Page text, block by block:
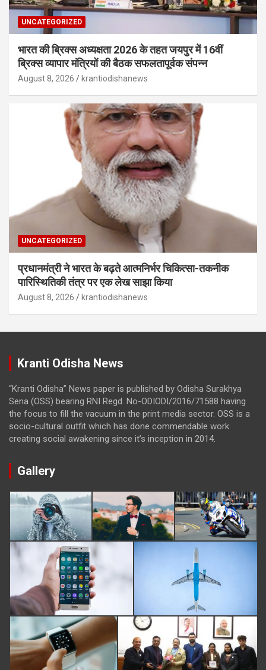
UNCATEGORIZED
भारत की ब्रिक्‍स अध्यक्षता 2026 के तहत जयपुर में 16वीं
ब्रिक्‍स व्यापार मंत्रियों की बैठक सफलतापूर्वक संपन्न
August 8, 2026 krantiodishanews
UNCATEGORIZED
प्रधानमंत्री ने भारत के बढ़ते आत्मनिर्भर चिकित्सा-तकनीक
पारिस्थितिकी तंत्र पर एक लेख साझा किया
August 8, 2026 krantiodishanews
Kranti Odisha News
“Kranti Odisha” News paper is published by Odisha Surakhya
Sena (OSS) bearing RNI Regd. No-ODIODI/2016/71588 having
the focus to fill the vacuum in the print media sector. OSS is a
socio-cultural outfit which has done commendable work
creating social awakening since it’s inception in 2014.
Gallery